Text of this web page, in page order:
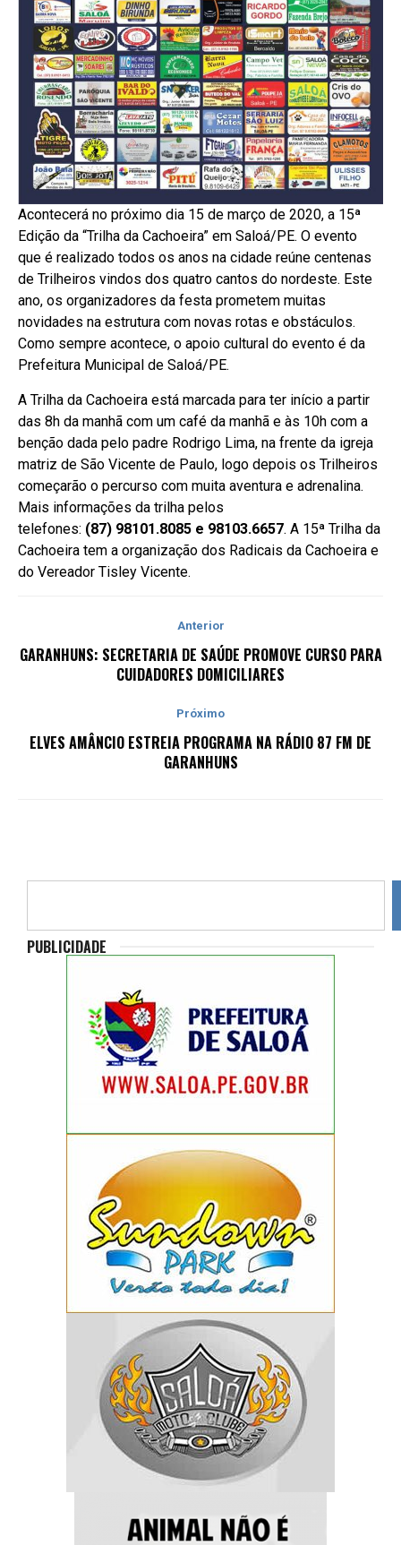
Acontecerá no próximo dia 15 de março de 2020, a 15ª
Edição da “Trilha da Cachoeira” em Saloá/PE. O evento
que é realizado todos os anos na cidade reúne centenas
de Trilheiros vindos dos quatro cantos do nordeste. Este
ano, os organizadores da festa prometem muitas
novidades na estrutura com novas rotas e obstáculos.
Como sempre acontece, o apoio cultural do evento é da
Prefeitura Municipal de Saloá/PE.
A Trilha da Cachoeira está marcada para ter início a partir
das 8h da manhã com um café da manhã e às 10h com a
benção dada pelo padre Rodrigo Lima, na frente da igreja
matriz de São Vicente de Paulo, logo depois os Trilheiros
começarão o percurso com muita aventura e adrenalina.
Mais informações da trilha pelos
telefones: (87) 98101.8085 e 98103.6657. A 15ª Trilha da
Cachoeira tem a organização dos Radicais da Cachoeira e
do Vereador Tisley Vicente.
Anterior
GARANHUNS: SECRETARIA DE SAÚDE PROMOVE CURSO PARA
CUIDADORES DOMICILIARES
Próximo
ELVES AMÂNCIO ESTREIA PROGRAMA NA RÁDIO 87 FM DE
GARANHUNS
PUBLICIDADE